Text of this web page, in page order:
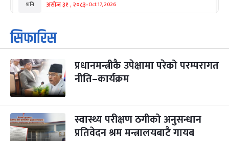
शनि असोज ३१ , २०८३-Oct 17, 2026
१
आइत
कार्तिक सङ्क्रान्ति
कार्तिक १, २०८३
३
मंगल
महानवमी
कार्तिक ३, २०८३-Oct 20, 2026
२ महिना बाँकी
४
बुध कार्तिक ४, २०८३ Oct 21, 2026
पापा‌ङ्कुशा एकादशी व्रत २ महिना बाँकी
सिफारिस
प्रधानमन्त्रीकै उपेक्षामा परेको परम्परागत
नीति–कार्यक्रम
स्वास्थ्य परीक्षण ठगीको अनुसन्धान
प्रतिवेदन श्रम मन्त्रालयबाटै गायब